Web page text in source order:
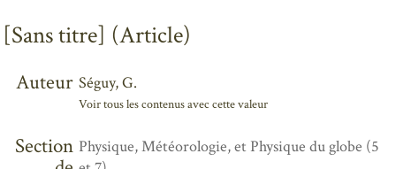
[Sans titre] (Article)
Auteur Séguy, G.
Voir tous les contenus avec cette valeur
Section Physique, Météorologie, et Physique du globe (5